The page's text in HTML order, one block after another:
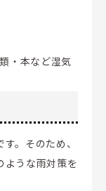
・本など湿気
。そのため、
ような雨対策を